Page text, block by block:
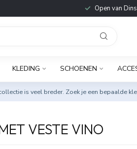
Open van
KLEDING SCHOENEN
is veel breder. Zoek je een bepaalde
VESTE VINO